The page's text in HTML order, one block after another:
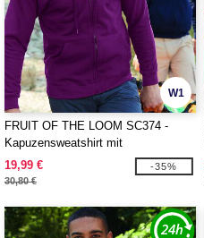
W1
FRUIT OF THE LOOM SC374 -
Kapuzensweatshirt mit
durchgehendem Reißverschluss 280
19,99 €
30,80 €
-35%